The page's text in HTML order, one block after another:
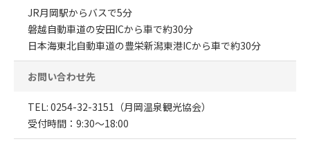
JR月岡駅からバスで5分
磐越自動車道の安田ICから車で約30分
日本海東北自動車道の豊栄新潟東港ICから車で約30分
お問い合わせ先
TEL: 0254-32-3151（月岡温泉観光協会）
受付時間：9:30〜18:00